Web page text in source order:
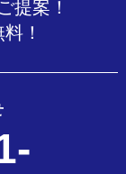
提案！
！